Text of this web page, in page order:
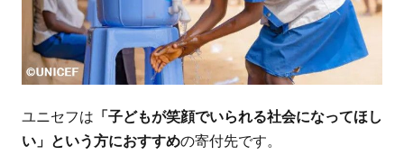
先に
した
活動
を行
って
いる
ユニセフは 「子どもが笑顔でいられる社会になってほし
い」という方におすすめの寄付先です。